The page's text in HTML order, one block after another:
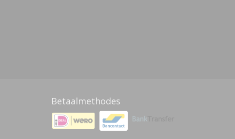
Betaalmethodes